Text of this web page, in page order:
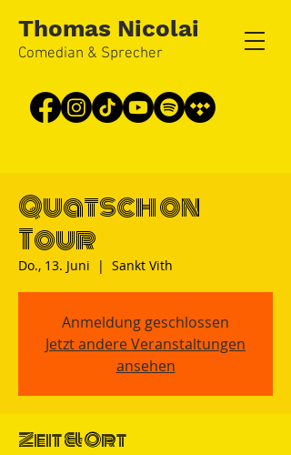
Thomas Nicolai
Comedian & Sprecher
Quatsch on
Tour
Do., 13. Juni
  |
Sankt Vith
Anmeldung geschlossen
Jetzt andere Veranstaltungen
ansehen
Zeit & Ort